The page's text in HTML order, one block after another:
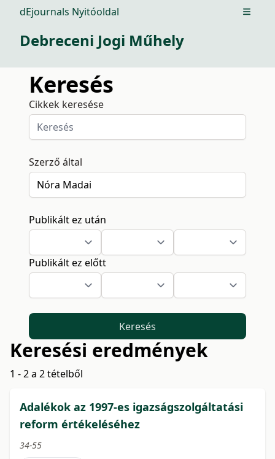
dEjournals Nyitóoldal Open
Debreceni Jogi Műhely
Keresés
Cikkek keresése
Szerző által
Publikált ez után
Publikált ez előtt
Keresés
Keresési eredmények
1 - 2 a 2 tételből
Adalékok az 1997-es igazságszolgáltatási
reform értékeléséhez
34-55